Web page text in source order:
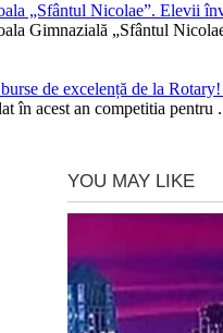
„Sfântul Nicolae”. Elevii
Gimnazială „Sfântul
de excelență de la
în acest an competitia pentru